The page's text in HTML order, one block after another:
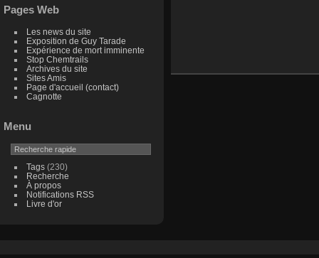
Pages Web
Les news du site
Exposition de Guy Tarade
Expérience de mort imminente
Stop Chemtrails
Archives du site
Sites Amis
Page d'accueil (contact)
Cagnotte
Menu
Tags(230)
Recherche
À propos
Notifications RSS
Livre d'or